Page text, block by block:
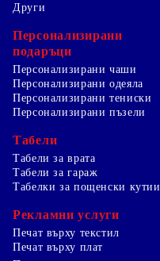
Други
Персонализирани
подаръци
Персонализирани чаши
Персонализирани одеяла
Персонализирани тениски
Персонализирани пъзели
Табели
Табели за врата
Табели за гараж
Табелки за пощенски кутии
Рекламни услуги
Печат върху текстил
Печат върху плат